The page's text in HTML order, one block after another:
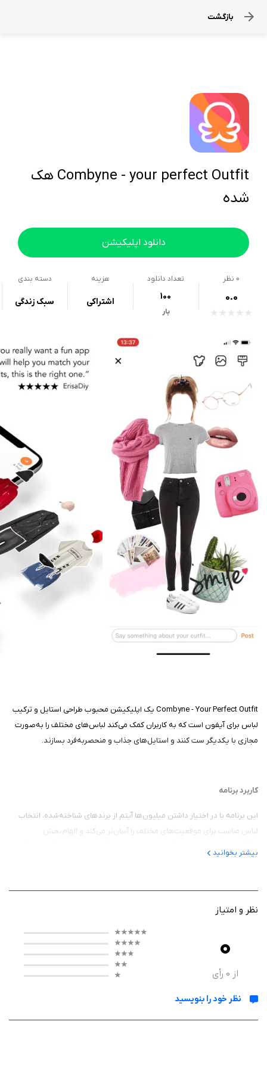
بازگشت
Combyne - your perfect Outfit هک
شده
دانلود اپلیکیشن
0 نظر
0.0
تعداد دانلود
100
بار
هزینه
اشتراکی
دسته بندی
سبک زندگی
Combyne - Your Perfect Outfit یک اپلیکیشن محبوب طراحی استایل و ترکیب
لباس برای آیفون است که به کاربران کمک می‌کند لباس‌های مختلف را به‌صورت
مجازی با یکدیگر ست کنند و استایل‌های جذاب و منحصربه‌فرد بسازند.
کاربرد برنامه
این برنامه با در اختیار داشتن میلیون‌ها آیتم از برندهای شناخته‌شده، انتخاب
لباس مناسب برای موقعیت‌های مختلف را آسان‌تر می‌کند و الهام‌بخش
در Combyne می‌توانید انواع لباس، کفش، کیف، اکسسوری و زیورآلات را از
برندهای مختلف انتخاب کرده و آن‌ها را در کنار یکدیگر قرار دهید تا استایل
ساخته‌شده توسط سایر کاربران ایده بگیرید یا طراحی‌های خود را با دیگران به
بیشتر بخوانید
نظر و امتیاز
0
از 0 رأی
نظر خود را بنویسید